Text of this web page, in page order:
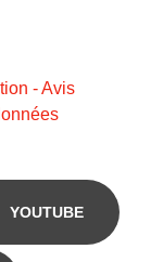
- Avis
YOUTUBE